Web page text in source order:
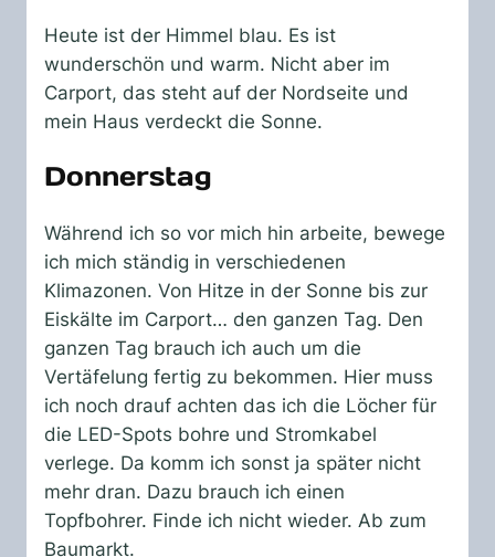
Heute ist der Himmel blau. Es ist
wunderschön und warm. Nicht aber im
Carport, das steht auf der Nordseite und
mein Haus verdeckt die Sonne.
Donnerstag
Während ich so vor mich hin arbeite, bewege
ich mich ständig in verschiedenen
Klimazonen. Von Hitze in der Sonne bis zur
Eiskälte im Carport… den ganzen Tag. Den
ganzen Tag brauch ich auch um die
Vertäfelung fertig zu bekommen. Hier muss
ich noch drauf achten das ich die Löcher für
die LED-Spots bohre und Stromkabel
verlege. Da komm ich sonst ja später nicht
mehr dran. Dazu brauch ich einen
Topfbohrer. Finde ich nicht wieder. Ab zum
Baumarkt.